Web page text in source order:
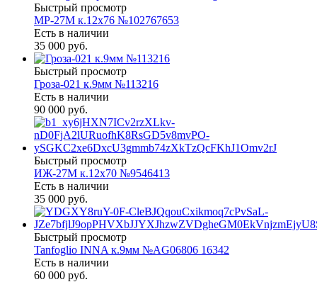
Быстрый просмотр
МР-27М к.12х76 №102767653
Есть в наличии
35 000 руб.
Быстрый просмотр
Гроза-021 к.9мм №113216
Есть в наличии
90 000 руб.
Быстрый просмотр
ИЖ-27М к.12х70 №9546413
Есть в наличии
35 000 руб.
Быстрый просмотр
Tanfoglio INNA к.9мм №AG06806 16342
Есть в наличии
60 000 руб.